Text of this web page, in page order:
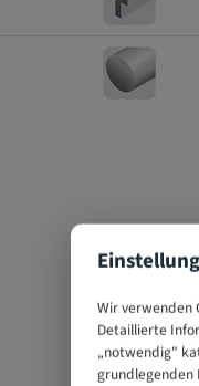
Wir verwenden
Detaillierte
„notwendig"
grundlegenden